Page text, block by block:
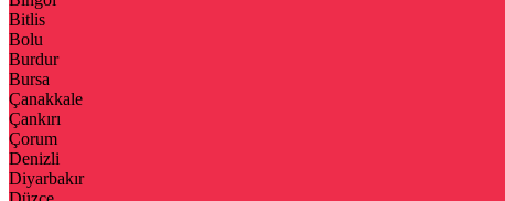
Bitlis
Bolu
Burdur
Bursa
Çanakkale
Çankırı
Çorum
Denizli
Diyarbakır